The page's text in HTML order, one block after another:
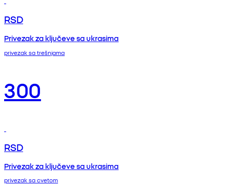
RSD
Privezak za ključeve sa ukrasima
privezak sa trešnjama
300
RSD
Privezak za ključeve sa ukrasima
privezak sa cvetom